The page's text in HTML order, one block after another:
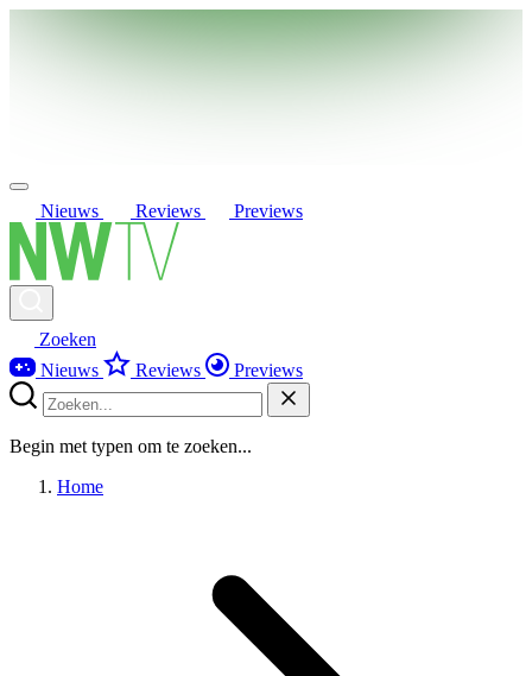
Nieuws Reviews Previews
Zoeken
Nieuws
Reviews Previews
Begin met typen om te zoeken...
Home